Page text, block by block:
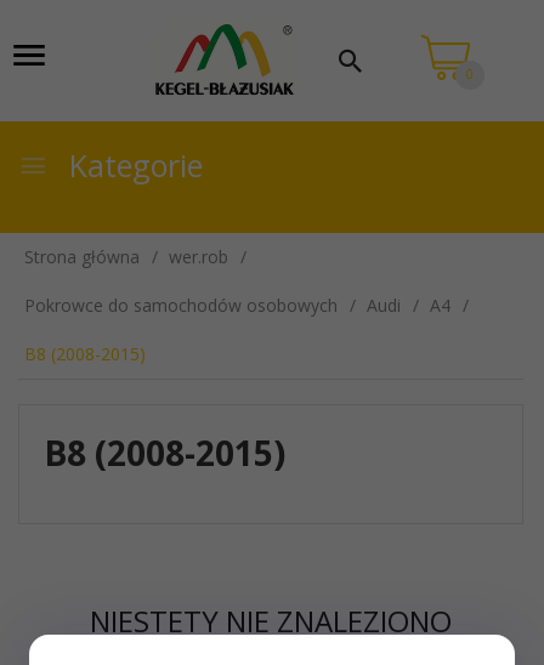
0
Kategorie
Strona główna wer.rob
Pokrowce do samochodów osobowych Audi A4
B8 (2008-2015)
B8 (2008-2015)
NIESTETY NIE ZNALEZIONO